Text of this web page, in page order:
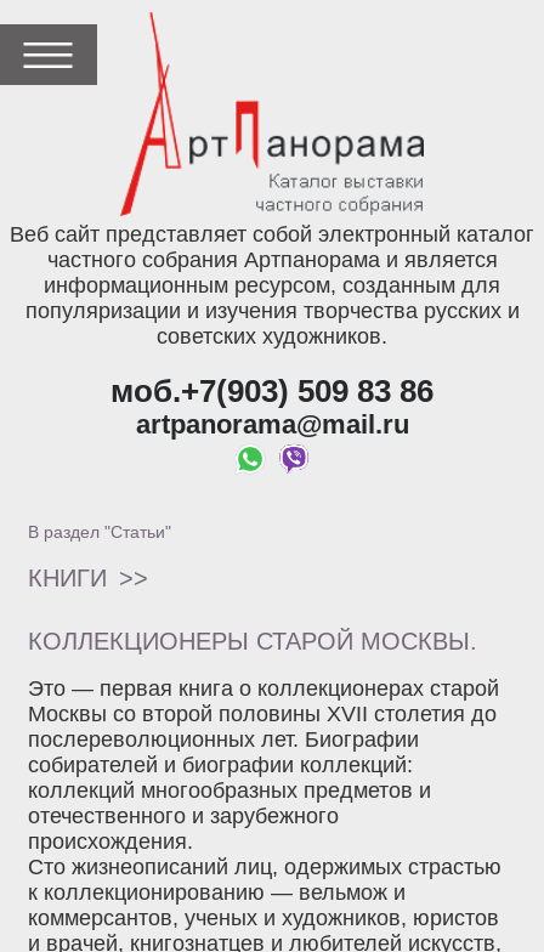
Веб сайт представляет собой электронный каталог
частного собрания Артпанорама и является
информационным ресурсом, созданным для
популяризации и изучения творчества русских и
советских художников.
моб.+7(903) 509 83 86
artpanorama@mail.ru
В раздел "Статьи"
КНИГИ >>
КОЛЛЕКЦИОНЕРЫ СТАРОЙ МОСКВЫ.
Это — первая книга о коллекционерах старой
Москвы со второй половины XVII столетия до
послереволюционных лет. Биографии
собирателей и биографии коллекций:
коллекций многообразных предметов и
отечественного и зарубежного
происхождения.
Сто жизнеописаний лиц, одержимых страстью
к коллекционированию — вельмож и
коммерсантов, ученых и художников, юристов
и врачей, книгознатцев и любителей искусств,